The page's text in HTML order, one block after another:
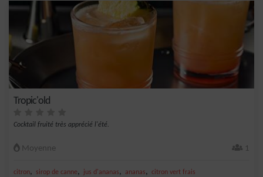
Tropic'old
Cocktail fruité très apprécié l'été.
Moyenne 1
citron, sirop de canne, jus d'ananas, ananas, citron vert frais